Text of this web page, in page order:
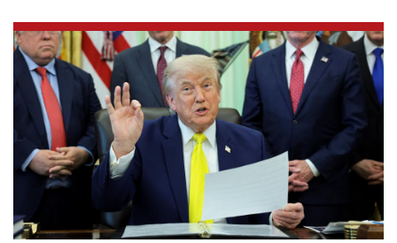
محليات
أسرار
متفرقات
نداء القرّاء
خاص الموقع